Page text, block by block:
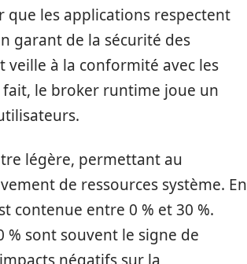
que les applications respectent
garant de la sécurité des
veille à la conformité avec les
le broker runtime joue un
légère, permettant au
de ressources système. En
contenue entre 0 % et 30 %.
sont souvent le signe de